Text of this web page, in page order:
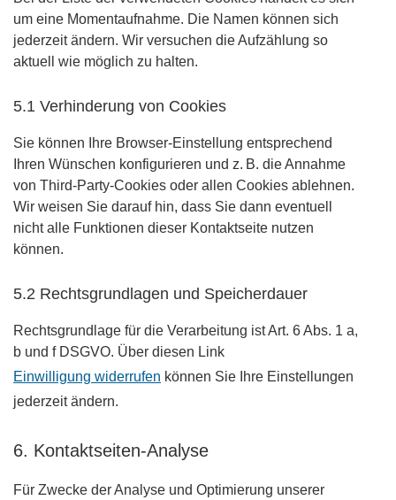
um eine Momentaufnahme. Die Namen können sich
jederzeit ändern. Wir versuchen die Aufzählung so
aktuell wie möglich zu halten.
5.1 Verhinderung von Cookies
Sie können Ihre Browser-Einstellung entsprechend
Ihren Wünschen konfigurieren und z. B. die Annahme
von Third-Party-Cookies oder allen Cookies ablehnen.
Wir weisen Sie darauf hin, dass Sie dann eventuell
nicht alle Funktionen dieser Kontaktseite nutzen
können.
5.2 Rechtsgrundlagen und Speicherdauer
Rechtsgrundlage für die Verarbeitung ist Art. 6 Abs. 1 a,
b und f DSGVO. Über diesen Link
Einwilligung widerrufen können Sie Ihre Einstellungen
jederzeit ändern.
6. Kontaktseiten-Analyse
Für Zwecke der Analyse und Optimierung unserer